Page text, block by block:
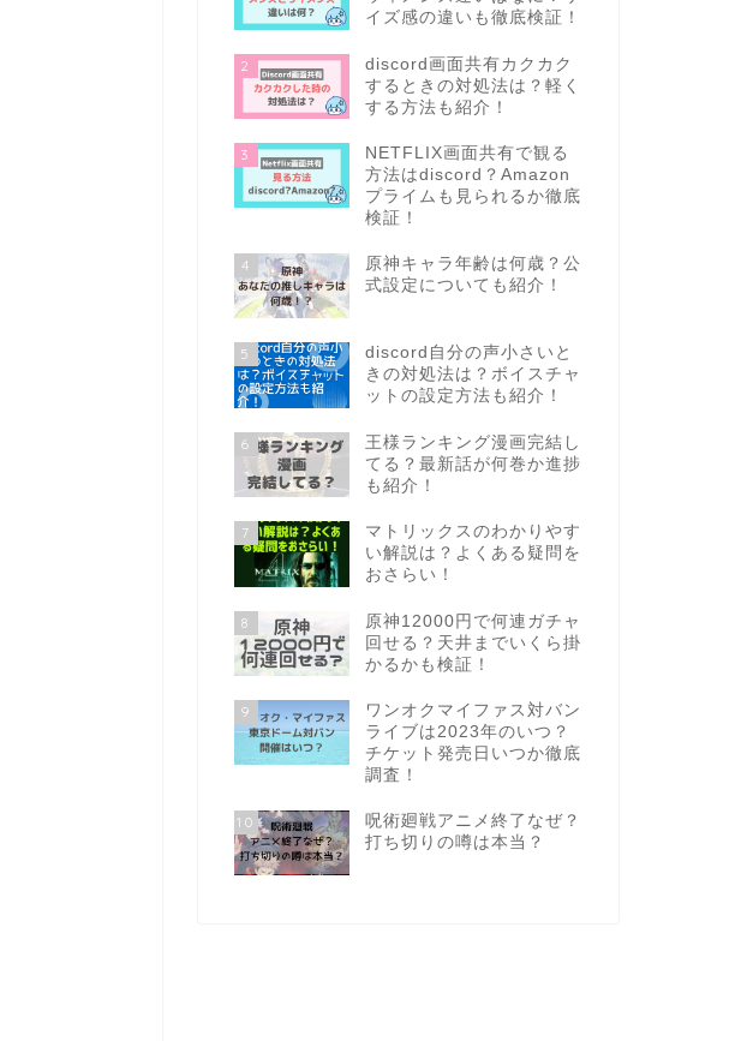
イズ感の違いも徹底検証！
2
discord画面共有カクカク
するときの対処法は？軽く
する方法も紹介！
3
NETFLIX画面共有で観る
方法はdiscord？Amazon
プライムも見られるか徹底
検証！
4
原神キャラ年齢は何歳？公
式設定についても紹介！
5
discord自分の声小さいと
きの対処法は？ボイスチャ
ットの設定方法も紹介！
6
王様ランキング漫画完結し
てる？最新話が何巻か進捗
も紹介！
7
マトリックスのわかりやす
い解説は？よくある疑問を
おさらい！
8
原神12000円で何連ガチャ
回せる？天井までいくら掛
かるかも検証！
9
ワンオクマイファス対バン
ライブは2023年のいつ？
チケット発売日いつか徹底
調査！
10
呪術廻戦アニメ終了なぜ？
打ち切りの噂は本当？